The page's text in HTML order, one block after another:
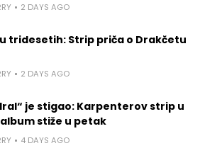
2 DAYS AGO
tridesetih: Strip priča o Drakčetu
2 DAYS AGO
je stigao: Karpenterov strip u
stiže u petak
4 DAYS AGO